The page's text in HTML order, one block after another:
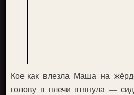
Кое-как влезла Маша на
голову в плечи втянула —